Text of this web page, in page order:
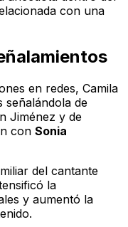
con una
en redes, Camila
señalándola de
Jiménez y de
con Sonia
del cantante
la
y aumentó la